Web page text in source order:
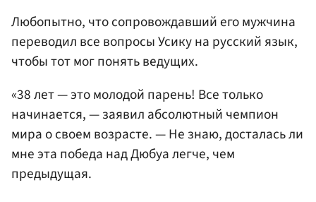
Любопытно, что сопровождавший его мужчина
переводил все вопросы Усику на русский язык,
чтобы тот мог понять ведущих.
«38 лет — это молодой парень! Все только
начинается, — заявил абсолютный чемпион
мира о своем возрасте. — Не знаю, досталась ли
мне эта победа над Дюбуа легче, чем
предыдущая.